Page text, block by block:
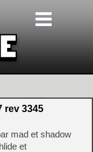
rev 3345
mad et shadow
et